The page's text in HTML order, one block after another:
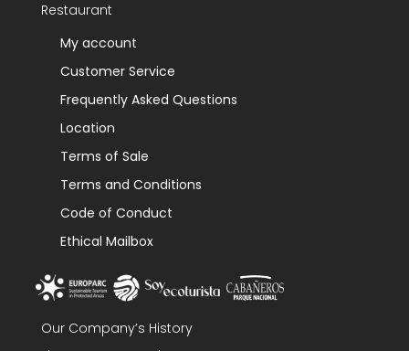
Restaurant
My account
Customer Service
Frequently Asked Questions
Location
Terms of Sale
Terms and Conditions
Code of Conduct
Ethical Mailbox
Our Company’s History